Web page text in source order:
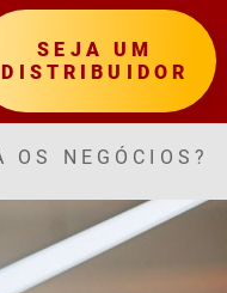
SEJA UM
DISTRIBUIDOR
OS NEGÓCIOS?